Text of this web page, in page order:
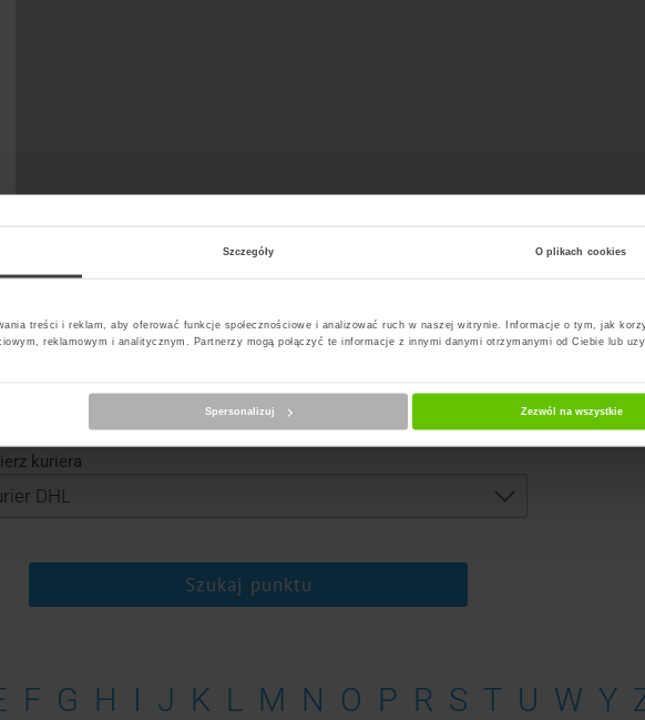
Szczegóły O plikach cookies
treści i reklam, aby oferować funkcje społecznościowe i analizować ruch w naszej witrynie. Informacje o tym, jak
reklamowym i analitycznym. Partnerzy mogą połączyć te informacje z innymi danymi otrzymanymi od Ciebie lub
Spersonalizuj Zezwól na wszystkie
kuriera
Szukaj punktu
F G H I J K L M N O P R S T U W Y